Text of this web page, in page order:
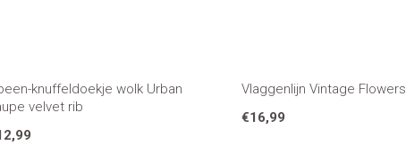
knuffeldoekje wolk Urban
velvet rib
Vlaggenlijn Vintage Flowers
€16,99